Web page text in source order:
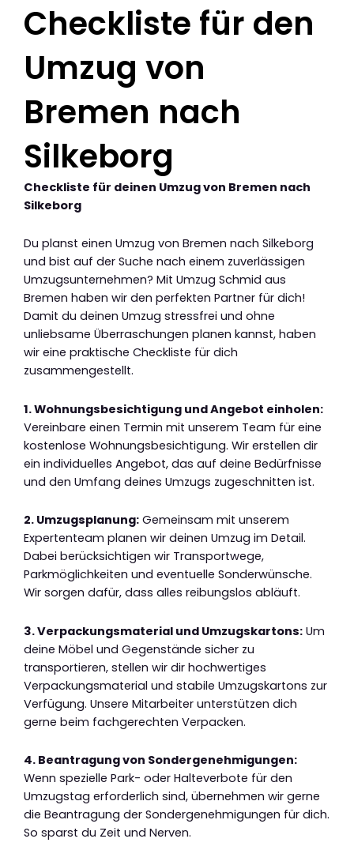
Checkliste für den
Umzug von
Bremen nach
Silkeborg
Checkliste für deinen Umzug von Bremen nach
Silkeborg
Du planst einen Umzug von Bremen nach Silkeborg
und bist auf der Suche nach einem zuverlässigen
Umzugsunternehmen? Mit Umzug Schmid aus
Bremen haben wir den perfekten Partner für dich!
Damit du deinen Umzug stressfrei und ohne
unliebsame Überraschungen planen kannst, haben
wir eine praktische Checkliste für dich
zusammengestellt.
1. Wohnungsbesichtigung und Angebot einholen:
Vereinbare einen Termin mit unserem Team für eine
kostenlose Wohnungsbesichtigung. Wir erstellen dir
ein individuelles Angebot, das auf deine Bedürfnisse
und den Umfang deines Umzugs zugeschnitten ist.
2. Umzugsplanung: Gemeinsam mit unserem
Expertenteam planen wir deinen Umzug im Detail.
Dabei berücksichtigen wir Transportwege,
Parkmöglichkeiten und eventuelle Sonderwünsche.
Wir sorgen dafür, dass alles reibungslos abläuft.
3. Verpackungsmaterial und Umzugskartons: Um
deine Möbel und Gegenstände sicher zu
transportieren, stellen wir dir hochwertiges
Verpackungsmaterial und stabile Umzugskartons zur
Verfügung. Unsere Mitarbeiter unterstützen dich
gerne beim fachgerechten Verpacken.
4. Beantragung von Sondergenehmigungen:
Wenn spezielle Park- oder Halteverbote für den
Umzugstag erforderlich sind, übernehmen wir gerne
die Beantragung der Sondergenehmigungen für dich.
So sparst du Zeit und Nerven.